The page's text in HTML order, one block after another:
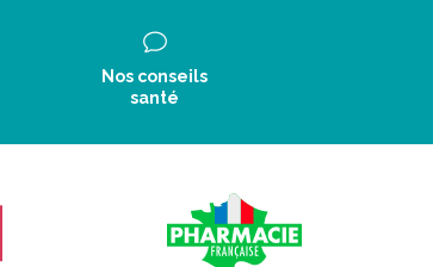
Nos conseils
santé